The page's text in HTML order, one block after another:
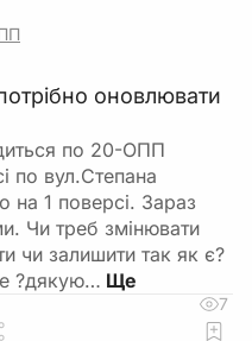
оновлювати
по 20-ОПП
по вул.Степана
1 поверсі. Зараз
Чи треб змінювати
чи залишити так як є?
?дякую…
7